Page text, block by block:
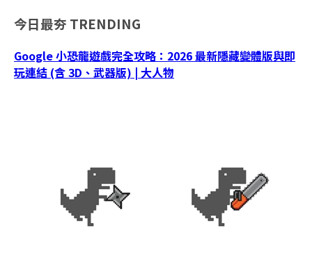
今日最夯 TRENDING
Google 小恐龍遊戲完全攻略：2026 最新隱藏變體版與即
玩連結 (含 3D、武器版) | 大人物